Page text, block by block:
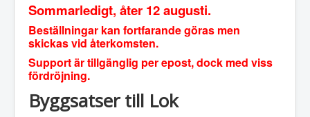
Sommarledigt, åter 12 augusti.
Beställningar kan fortfarande göras men
skickas vid återkomsten.
Support är tillgänglig per epost, dock med viss
fördröjning.
Byggsatser till Lok